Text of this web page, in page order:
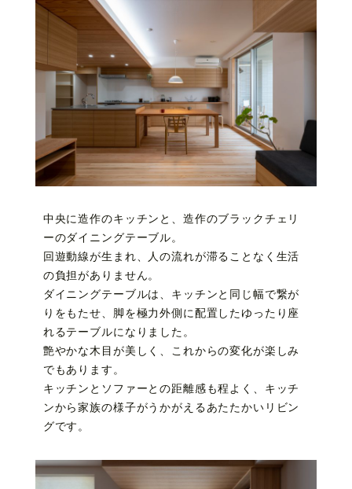
中央に造作のキッチンと、造作のブラックチェリ
ーのダイニングテーブル。
回遊動線が生まれ、人の流れが滞ることなく生活
の負担がありません。
ダイニングテーブルは、キッチンと同じ幅で繋が
りをもたせ、脚を極力外側に配置したゆったり座
れるテーブルになりました。
艶やかな木目が美しく、これからの変化が楽しみ
でもあります。
キッチンとソファーとの距離感も程よく、キッチ
ンから家族の様子がうかがえるあたたかいリビン
グです。